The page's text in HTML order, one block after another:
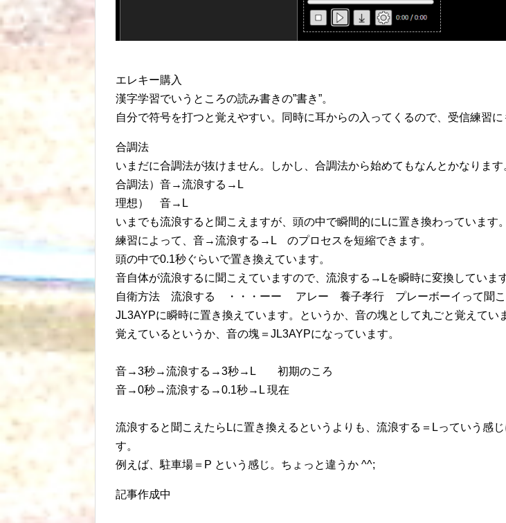
エレキー購入
漢字学習でいうところの読み書きの”書き”。
自分で符号を打つと覚えやすい。同時に耳からの入ってくるので、受信練習に
合調法
いまだに合調法が抜けません。しかし、合調法から始めてもなんとかなります
合調法）音→流浪する→L
理想） 音→L
いまでも流浪すると聞こえますが、頭の中で瞬間的にLに置き換わっています。
練習によって、音→流浪する→L のプロセスを短縮できます。
頭の中で0.1秒ぐらいで置き換えています。
音自体が流浪するに聞こえていますので、流浪する→Lを瞬時に変換しています
自衛方法 流浪する ・・・ーー アレー 養子孝行 プレーボーイって聞こ
JL3AYPに瞬時に置き換えています。というか、音の塊として丸ごと覚えてい
覚えているというか、音の塊＝JL3AYPになっています。
音→3秒→流浪する→3秒→L 初期のころ
音→0秒→流浪する→0.1秒→L 現在
流浪すると聞こえたらLに置き換えるというよりも、流浪する＝Lっていう感じ
す。
例えば、駐車場＝P という感じ。ちょっと違うか ^^;
記事作成中